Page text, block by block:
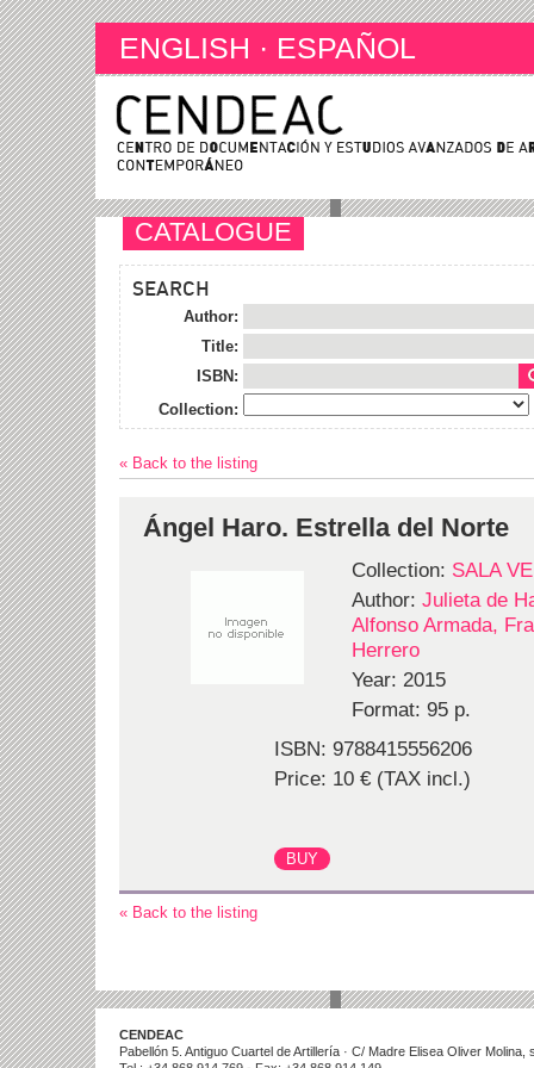
ENGLISH · ESPAÑOL
CATALOGUE
SEARCH
Author:
Title:
ISBN:
Collection:
« Back to the listing
Ángel Haro. Estrella del Norte
Collection: SALA
Author: Julieta de
Alfonso Armada,
Herrero
Year: 2015
Format: 95 p.
ISBN: 9788415556206
Price: 10 € (TAX incl.)
« Back to the listing
CENDEAC
Pabellón 5. Antiguo Cuartel de Artillería · C/ Madre Elisea Oliver